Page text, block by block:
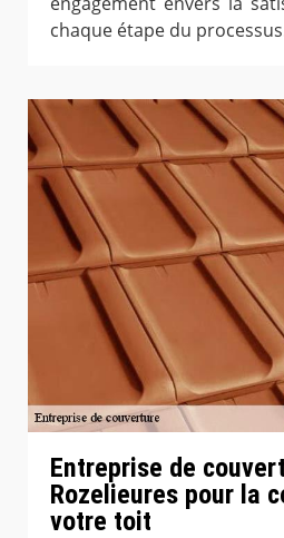
chaque étape du
Entreprise de
Rozelieures pour la
votre toit